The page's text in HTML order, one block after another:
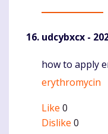
udcybxcx -
Komentaras
how to apply
erythromycin
Like 0
Dislike 0